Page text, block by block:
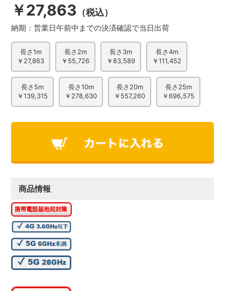
￥27,863 （税込）
納期：営業日午前中までの決済確認で当日出荷
長さ1m
￥27,863
長さ2m
￥55,726
長さ3m
￥83,589
長さ4m
￥111,452
長さ5m
￥139,315
長さ10m
￥278,630
長さ20m
￥557,260
長さ25m
￥696,575
商品情報